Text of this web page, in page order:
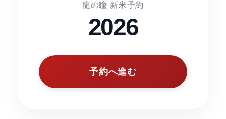
龍の瞳 新米予約
2026
予約へ進む